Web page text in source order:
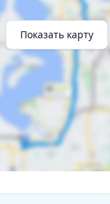
Показать карту